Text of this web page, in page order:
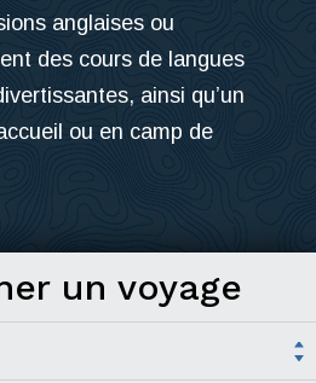
anglaises ou
des cours de langues
ainsi qu’un
ou en camp de
un voyage